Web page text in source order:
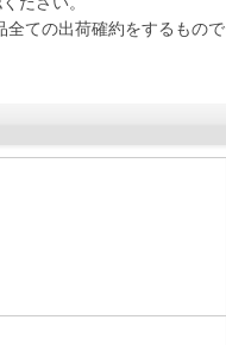
ての出荷確約をするもので